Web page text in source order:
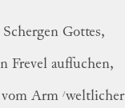
Gottes,
Frevel aufſuchen,
Arm /weltlicher